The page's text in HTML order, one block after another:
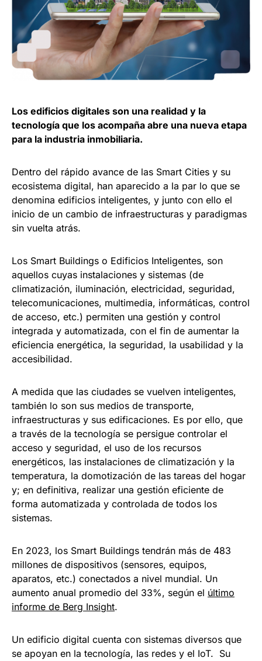
Los edificios digitales son una realidad y la
tecnología que los acompaña abre una nueva etapa
para la industria inmobiliaria.
Dentro del rápido avance de las Smart Cities y su
ecosistema digital, han aparecido a la par lo que se
denomina edificios inteligentes, y junto con ello el
inicio de un cambio de infraestructuras y paradigmas
sin vuelta atrás.
Los Smart Buildings o Edificios Inteligentes, son
aquellos cuyas instalaciones y sistemas (de
climatización, iluminación, electricidad, seguridad,
telecomunicaciones, multimedia, informáticas, control
de acceso, etc.) permiten una gestión y control
integrada y automatizada, con el fin de aumentar la
eficiencia energética, la seguridad, la usabilidad y la
accesibilidad.
A medida que las ciudades se vuelven inteligentes,
también lo son sus medios de transporte,
infraestructuras y sus edificaciones. Es por ello, que
a través de la tecnología se persigue controlar el
acceso y seguridad, el uso de los recursos
energéticos, las instalaciones de climatización y la
temperatura, la domotización de las tareas del hogar
y; en definitiva, realizar una gestión eficiente de
forma automatizada y controlada de todos los
sistemas.
En 2023, los Smart Buildings tendrán más de 483
millones de dispositivos (sensores, equipos,
aparatos, etc.) conectados a nivel mundial. Un
aumento anual promedio del 33%, según el último
informe de Berg Insight.
Un edificio digital cuenta con sistemas diversos que
se apoyan en la tecnología, las redes y el IoT. Su